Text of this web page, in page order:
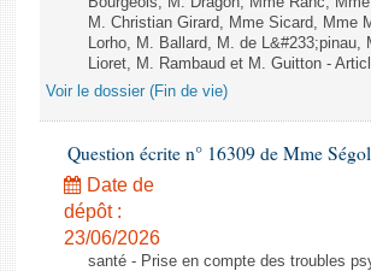
M. Christian Girard, Mme Sicard, Mme
Lorho, M. Ballard, M. de
Lioret, M. Rambaud et M. Guitton -
Voir le dossier (Fin de vie)
Question écrite n° 16309 de Mme
Date de
dépôt :
23/06/2026
santé - Prise en compte des troubles